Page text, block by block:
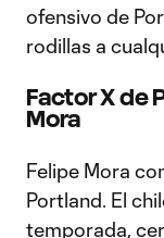
ofensivo de
rodillas a
Factor X de
Mora
Felipe Mora
Portland. El
temporada,